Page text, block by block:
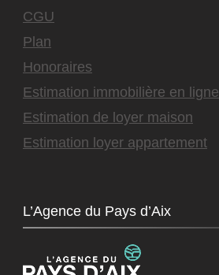
CGU
Plan
Honoraires
Estimation immobilière en ligne
Estimation de loyer maison
Estimation loyer appartement
L’Agence du Pays d’Aix